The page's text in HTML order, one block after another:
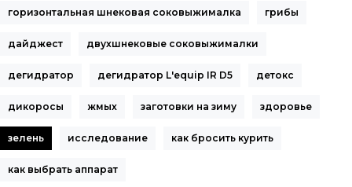
горизонтальная шнековая соковыжималка грибы
дайджест двухшнековые соковыжималки
дегидратор дегидратор L'equip IR D5 детокс
дикоросы жмых заготовки на зиму здоровье
зелень исследование как бросить курить
как выбрать аппарат